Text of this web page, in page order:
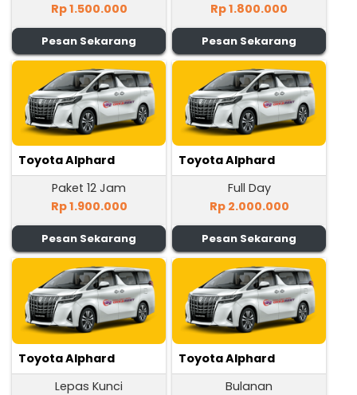
Rp 1.500.000
Pesan Sekarang
Rp 1.800.000
Pesan Sekarang
Toyota Alphard
Paket 12 Jam
Rp 1.900.000
Pesan Sekarang
Toyota Alphard
Full Day
Rp 2.000.000
Pesan Sekarang
Toyota Alphard
Lepas Kunci
Toyota Alphard
Bulanan